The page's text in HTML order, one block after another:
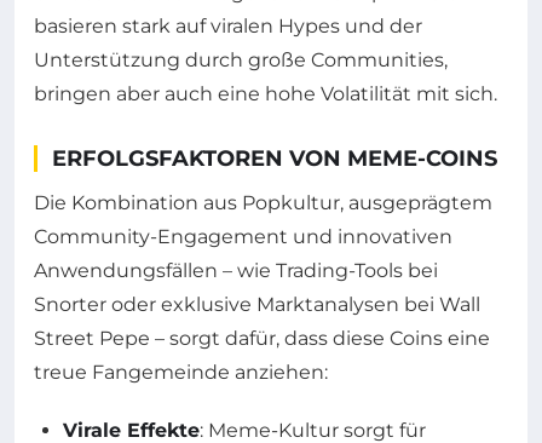
basieren stark auf viralen Hypes und der
Unterstützung durch große Communities,
bringen aber auch eine hohe Volatilität mit sich.
ERFOLGSFAKTOREN VON MEME-COINS
Die Kombination aus Popkultur, ausgeprägtem
Community-Engagement und innovativen
Anwendungsfällen – wie Trading-Tools bei
Snorter oder exklusive Marktanalysen bei Wall
Street Pepe – sorgt dafür, dass diese Coins eine
treue Fangemeinde anziehen:
Virale Effekte: Meme-Kultur sorgt für